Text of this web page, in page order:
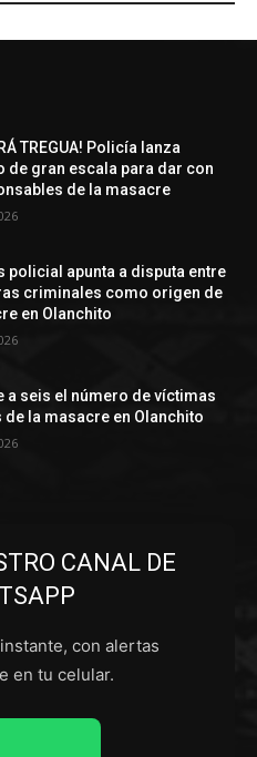
TREGUA! Policía lanza
de gran escala para dar con
de la masacre
policial apunta a disputa entre
criminales como origen de
en Olanchito
a seis el número de víctimas
la masacre en Olanchito
CANAL DE
con alertas
en tu celular.